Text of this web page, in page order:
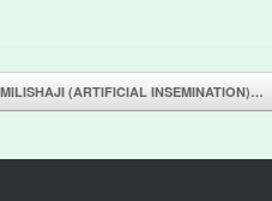
(ARTIFICIAL INSEMINATION)…